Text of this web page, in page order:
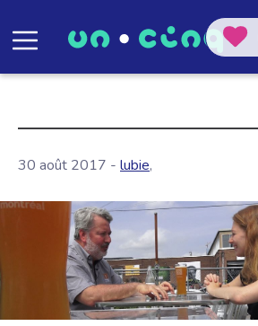
30 août 2017 - lubie,